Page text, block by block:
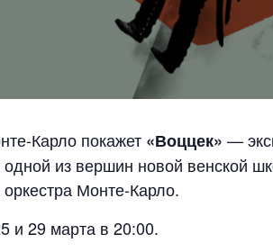
Карло покажет «Воццек» —
из вершин новой венской
Монте-Карло.
и 29 марта в 20:00.